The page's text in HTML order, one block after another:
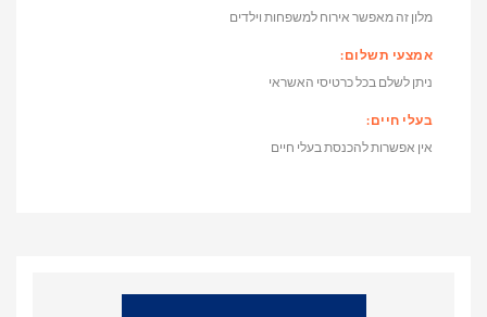
מלון זה מאפשר אירוח למשפחות וילדים
אמצעי תשלום:
ניתן לשלם בכל כרטיסי האשראי
בעלי חיים:
אין אפשרות להכנסת בעלי חיים